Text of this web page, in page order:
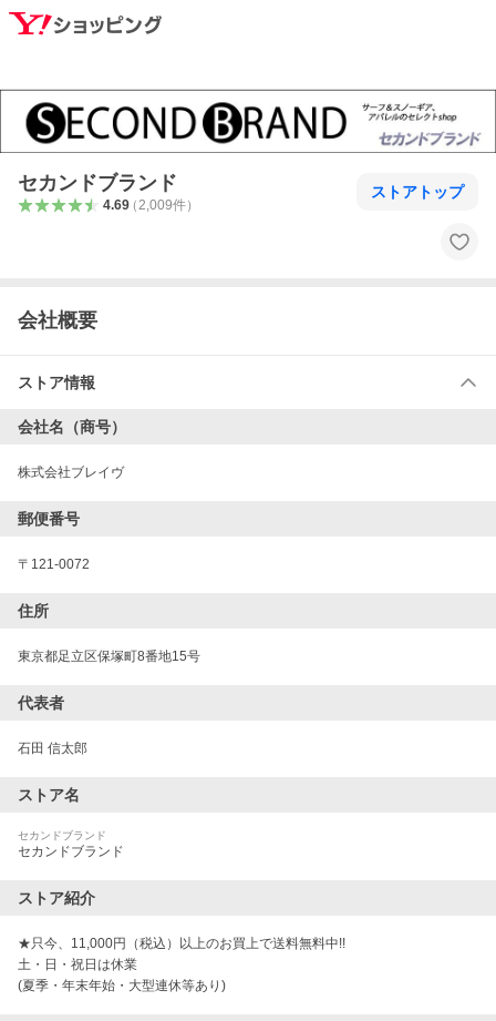
セカンドブランド
4.69（2,009件）
ストアトップ
会社概要
ストア情報
会社名（商号）
株式会社ブレイヴ
郵便番号
〒 121-0072
住所
東京都足立区保塚町8番地15号
代表者
石田 信太郎
ストア名
セカンドブランド
セカンドブランド
ストア紹介
★只今、11,000円（税込）以上のお買上で送料無料中!!
土・日・祝日は休業
(夏季・年末年始・大型連休等あり)